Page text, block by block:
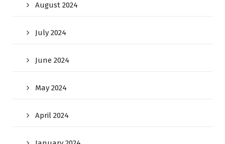
August 2024
July 2024
June 2024
May 2024
April 2024